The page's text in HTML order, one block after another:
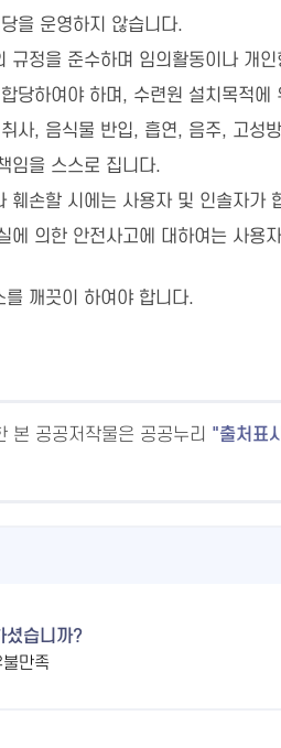
을 운영하지 않습니다.
정을 준수하며 임의활동이나 개
당하여야 하며, 수련원 설치목적에
사, 음식물 반입, 흡연, 음주, 고성
임을 스스로 집니다.
손할 시에는 사용자 및 인솔자가
의한 안전사고에 대하여는 사
깨끗이 하여야 합니다.
본 공공저작물은 공공누리 출처표
셨습니까?
불만족